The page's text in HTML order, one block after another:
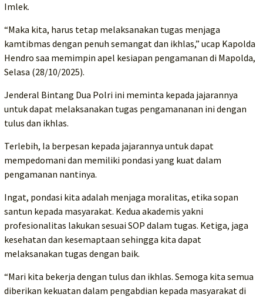
Imlek.
“Maka kita, harus tetap melaksanakan tugas menjaga
kamtibmas dengan penuh semangat dan ikhlas,” ucap Kapolda
Hendro saa memimpin apel kesiapan pengamanan di Mapolda,
Selasa (28/10/2025).
Jenderal Bintang Dua Polri ini meminta kepada jajarannya
untuk dapat melaksanakan tugas pengamananan ini dengan
tulus dan ikhlas.
Terlebih, Ia berpesan kepada jajarannya untuk dapat
mempedomani dan memiliki pondasi yang kuat dalam
pengamanan nantinya.
Ingat, pondasi kita adalah menjaga moralitas, etika sopan
santun kepada masyarakat. Kedua akademis yakni
profesionalitas lakukan sesuai SOP dalam tugas. Ketiga, jaga
kesehatan dan kesemaptaan sehingga kita dapat
melaksanakan tugas dengan baik.
“Mari kita bekerja dengan tulus dan ikhlas. Semoga kita semua
diberikan kekuatan dalam pengabdian kepada masyarakat di